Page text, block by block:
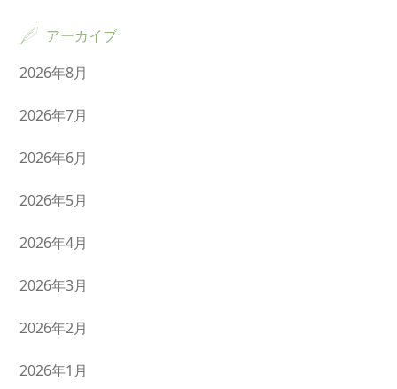
アーカイブ
2026年8月
2026年7月
2026年6月
2026年5月
2026年4月
2026年3月
2026年2月
2026年1月